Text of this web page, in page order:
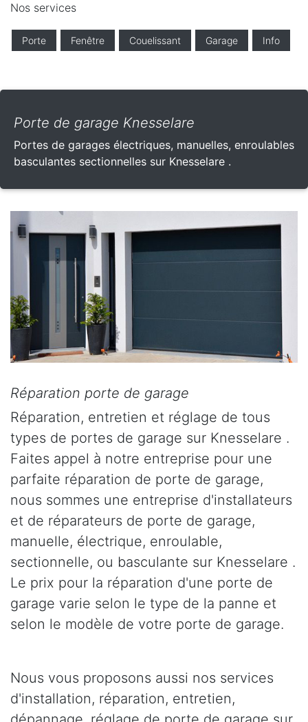
Nos services
Porte Fenêtre Couelissant Garage Info
Porte de garage Knesselare
Portes de garages électriques, manuelles, enroulables
basculantes sectionnelles sur Knesselare .
Réparation porte de garage
Réparation, entretien et réglage de tous
types de portes de garage sur Knesselare .
Faites appel à notre entreprise pour une
parfaite réparation de porte de garage,
nous sommes une entreprise d'installateurs
et de réparateurs de porte de garage,
manuelle, électrique, enroulable,
sectionnelle, ou basculante sur Knesselare .
Le prix pour la réparation d'une porte de
garage varie selon le type de la panne et
selon le modèle de votre porte de garage.
Nous vous proposons aussi nos services
d'installation, réparation, entretien,